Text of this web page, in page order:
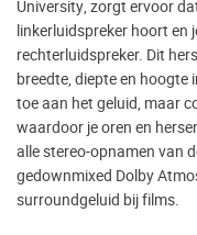
University, zorgt ervoor
linkerluidspreker hoort en
rechterluidspreker. Dit
breedte, diepte en hoogte
toe aan het geluid, maar
waardoor je oren en
alle stereo-opnamen van
gedownmixed Dolby
surroundgeluid bij films.